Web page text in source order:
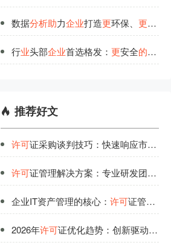
数据分析助力企业打造更环保、 更智能
行业头部企业首选格发： 更安全的许
推荐好文
许可证采购谈判技巧：快速响应市场变化的策略
许可证管理解决方案：专业研发团队的品质保证
企业IT资产管理的核心： 许可证管理的战略价值
2026年许可证优化趋势：创新驱动下的高效管理模式